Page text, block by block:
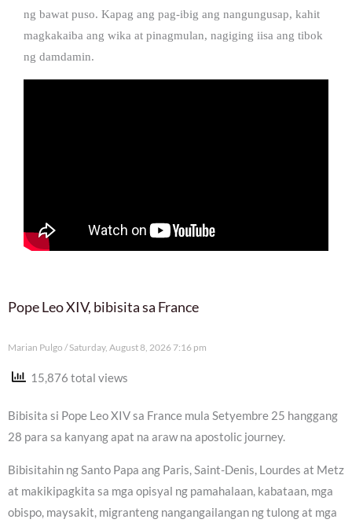
ng bawat puso. Kapag ang pag-ibig ang nangungusap, kahit
magkakaiba ang wika at pinagmulan, nagiging iisa ang tibok
ng damdamin.
Pope Leo XIV, bibisita sa France
Marian Pulgo Saturday, August 8, 2026 7:16 pm
15,876 total views
Bibisita si Pope Leo XIV sa France mula Setyembre 25 hanggang
28 para sa kanyang apat na araw na apostolic journey.
Bibisitahin ng Santo Papa ang Paris, Saint-Denis, Lourdes at Metz
at makikipagkita sa mga opisyal ng pamahalaan, kabataan, mga
obispo, maysakit, migranteng nangangailangan ng tulong at mga